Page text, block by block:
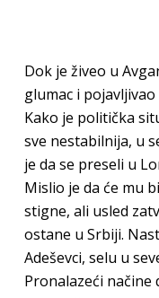
Dok je živeo u
glumac i
Kako je politička
sve nestabilnija, u
je da se preseli u
Mislio je da će mu
stigne, ali usled
ostane u Srbiji.
Adeševci, selu u
Pronalazeći načine